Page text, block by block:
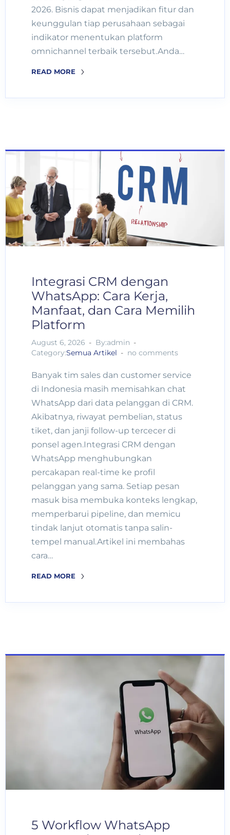
2026. Bisnis dapat menjadikan fitur dan
keunggulan tiap perusahaan sebagai
indikator menentukan platform
omnichannel terbaik tersebut.Anda…
READ MORE
Integrasi CRM dengan
WhatsApp: Cara Kerja,
Manfaat, dan Cara Memilih
Platform
August 6, 2026
By:admin
Category:Semua Artikel no comments
Banyak tim sales dan customer service
di Indonesia masih memisahkan chat
WhatsApp dari data pelanggan di CRM.
Akibatnya, riwayat pembelian, status
tiket, dan janji follow-up tercecer di
ponsel agen.Integrasi CRM dengan
WhatsApp menghubungkan
percakapan real-time ke profil
pelanggan yang sama. Setiap pesan
masuk bisa membuka konteks lengkap,
memperbarui pipeline, dan memicu
tindak lanjut otomatis tanpa salin-
tempel manual.Artikel ini membahas
cara…
READ MORE
5 Workflow WhatsApp